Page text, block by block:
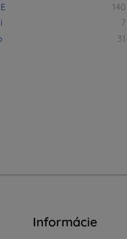
140
7
31
Informácie